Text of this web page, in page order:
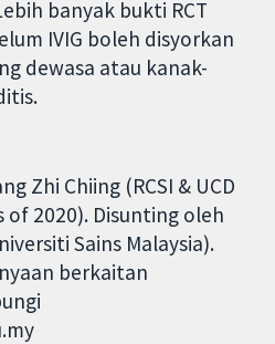
banyak bukti RCT
IVIG boleh disyorkan
dewasa atau kanak-
Zhi Chiing (RCSI & UCD
of 2020). Disunting oleh
Sains Malaysia).
berkaitan